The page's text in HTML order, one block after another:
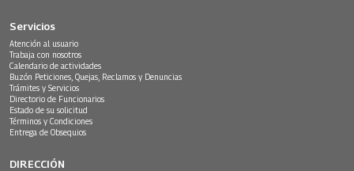
Servicios
Atención al usuario
Trabaja con nosotros
Calendario de actividades
Buzón Peticiones, Quejas, Reclamos y Denuncias
Trámites y Servicios
Directorio de Funcionarios
Estado de su solicitud
Términos y Condiciones
Entrega de Obsequios
DIRECCIÓN